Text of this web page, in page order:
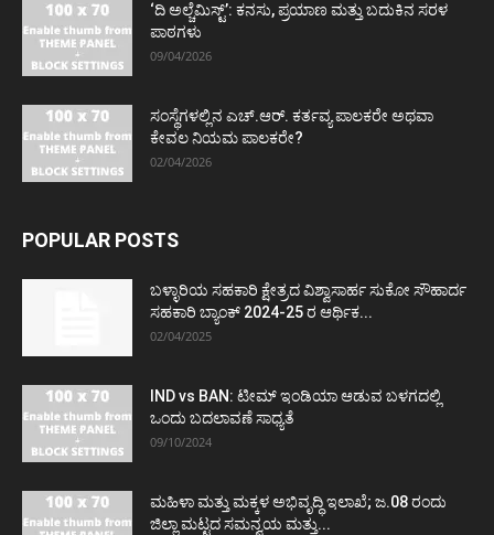
‘ದಿ ಅಲ್ಚೆಮಿಸ್ಟ್’: ಕನಸು, ಪ್ರಯಾಣ ಮತ್ತು ಬದುಕಿನ ಸರಳ
ಪಾಠಗಳು
09/04/2026
ಸಂಸ್ಥೆಗಳಲ್ಲಿನ ಎಚ್.ಆರ್. ಕರ್ತವ್ಯ ಪಾಲಕರೇ ಅಥವಾ
ಕೇವಲ ನಿಯಮ ಪಾಲಕರೇ?
02/04/2026
POPULAR POSTS
ಬಳ್ಳಾರಿಯ ಸಹಕಾರಿ ಕ್ಷೇತ್ರದ ವಿಶ್ವಾಸಾರ್ಹ ಸುಕೋ ಸೌಹಾರ್ದ
ಸಹಕಾರಿ ಬ್ಯಾಂಕ್ 2024-25 ರ ಆರ್ಥಿಕ...
02/04/2025
IND vs BAN: ಟೀಮ್ ಇಂಡಿಯಾ ಆಡುವ ಬಳಗದಲ್ಲಿ
ಒಂದು ಬದಲಾವಣೆ ಸಾಧ್ಯತೆ
09/10/2024
ಮಹಿಳಾ ಮತ್ತು ಮಕ್ಕಳ ಅಭಿವೃದ್ಧಿ ಇಲಾಖೆ; ಜ.08 ರಂದು
ಜಿಲ್ಲಾ ಮಟ್ಟದ ಸಮನ್ವಯ ಮತ್ತು...